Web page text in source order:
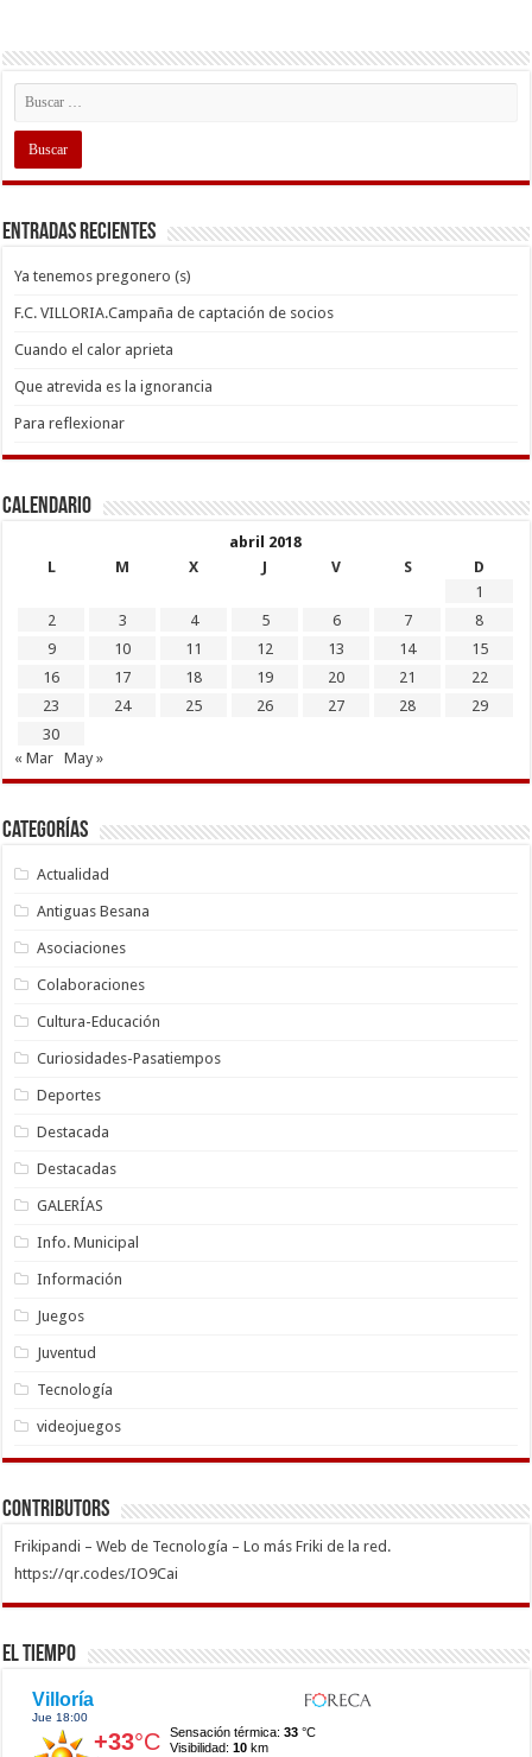
Entradas recientes
Ya tenemos pregonero (s)
F.C. VILLORIA.Campaña de captación de socios
Cuando el calor aprieta
Que atrevida es la ignorancia
Para reflexionar
Calendario
abril 2018
L
M X J V S
D
1
2
3 4 5 6 7
8
9
10 11 12 13 14
15
16
17 18 19 20 21
22
23
24 25 26 27 28
29
30
« Mar
May »
Categorías
Actualidad
Antiguas Besana
Asociaciones
Colaboraciones
Cultura-Educación
Curiosidades-Pasatiempos
Deportes
Destacada
Destacadas
GALERÍAS
Info. Municipal
Información
Juegos
Juventud
Tecnología
videojuegos
Contributors
Frikipandi – Web de Tecnología – Lo más Friki de la red.
https://qr.codes/IO9Cai
El Tiempo